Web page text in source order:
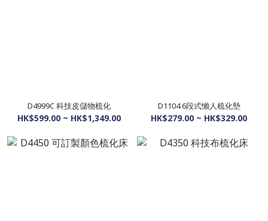
D4999C 科技皮儲物梳化
HK$599.00 ~ HK$1,349.00
D1104 6段式懶人梳化墊
HK$279.00 ~ HK$329.00